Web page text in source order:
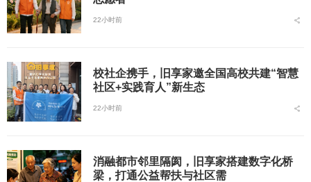
22小时前
校社企携手，旧享家邀全国高校共建“智慧
社区+实践育人”新生态
22小时前
消融都市邻里隔阂，旧享家搭建数字化桥
梁，打通公益帮扶与社区需